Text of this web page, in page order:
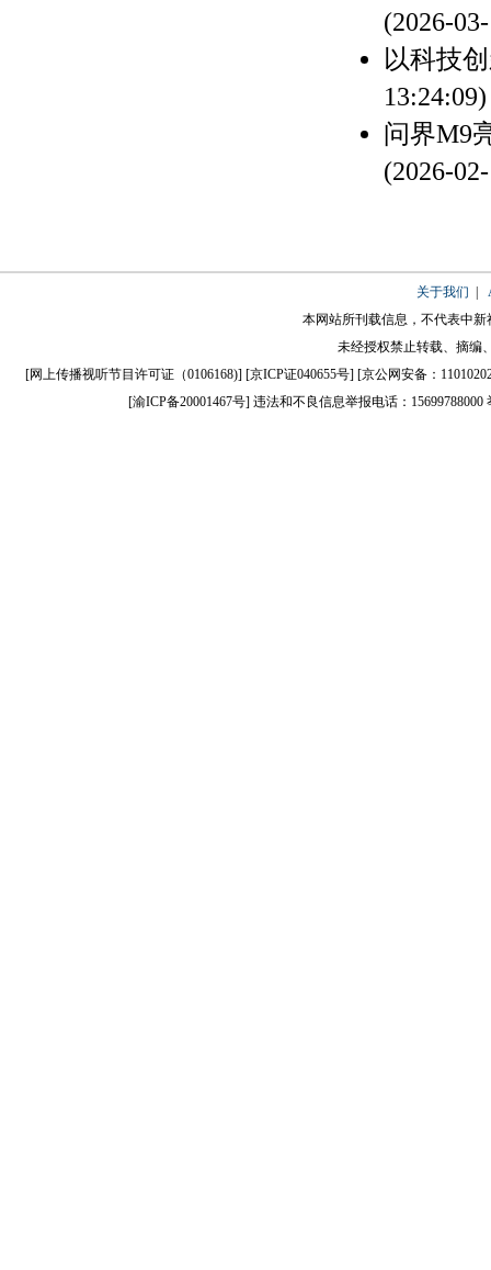
(2026-
以科技
13:24:09)
问界M9
(2026-
关于我们 |
本网站所刊载信息，不代表中
未经授权禁止转载、摘编
[网上传播视听节目许可证（0106168)] [京ICP证040655号] [京公网安备：
[渝ICP备20001467号] 违法和不良信息举报电话：15699788000